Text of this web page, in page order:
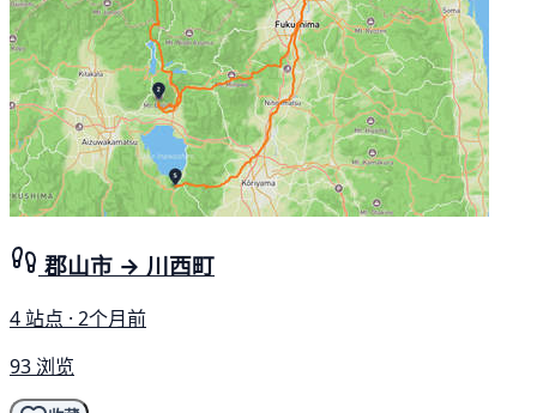
郡山市 → 川西町
4 站点 · 2个月前
93 浏览